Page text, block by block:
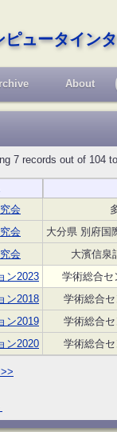
ピュータイン
About
7 records out of 104
会
会
大分県 別府国
会
大濱信泉
ン2023
学術総合セ
ン2018
学術総合
ン2019
学術総合
ン2020 学術総合